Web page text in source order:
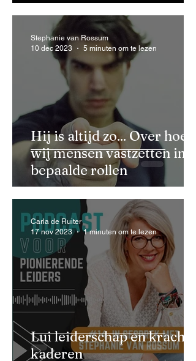
Hij is altijd zo... Over hoe
wij mensen vastzetten in
bepaalde rollen
Stephanie van Rossum
10 dec 2023
5 minuten om te lezen
Lui leiderschap en krachtig
kaderen
Carla de Ruiter
17 nov 2023
1 minuten om te lezen